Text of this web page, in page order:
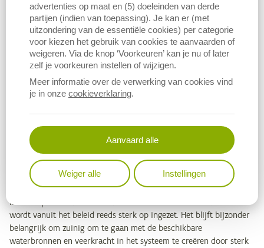
waterbesparende maatregelen zo laag mogelijk te houden.
Aangezien de vraag naar water en de toegevoegde waarde van
waterverbruik zich op heel specifieke locaties voordoen, wordt ook
aangewezen om een bilaterale dialoog op te starten met de
grootste waterverbruikers om de maatschappelijke kostprijs van
een captatieverbod op een effectieve manier verder te beperken.
De inzichten uit deze studie zijn niet enkel relevant voor de
verdere uitwerking van het reactief waterbeleid, maar kunnen ook
bijdragen aan de sensibilisering en bewustwording van mogelijke
gevolgen van droogte. Voor bedrijven met een groot watergebruik
wordt aanbevolen om noodplannen uit te werken, en procedures
te definiëren, testen en optimaliseren om de gevolgen van een
captatieverbod te beperken. Landbouwers wordt aangeraden om
praktijken voor duurzaam waterbeheer op het bedrijf en in het
landschap te verkennen en klimaatrobuuste teelten te kiezen. Hier
wordt vanuit het beleid reeds sterk op ingezet. Het blijft bijzonder
belangrijk om zuinig om te gaan met de beschikbare
waterbronnen en veerkracht in het systeem te creëren door sterk
advertenties op maat en (5) doeleinden van derde
partijen (indien van toepassing). Je kan er (met
uitzondering van de essentiële cookies) per categorie
voor kiezen het gebruik van cookies te aanvaarden of
weigeren. Via de knop ‘Voorkeuren’ kan je nu of later
zelf je voorkeuren instellen of wijzigen.
Meer informatie over de verwerking van cookies vind
je in onze cookieverklaring.
Aanvaard alle
Weiger alle Instellingen